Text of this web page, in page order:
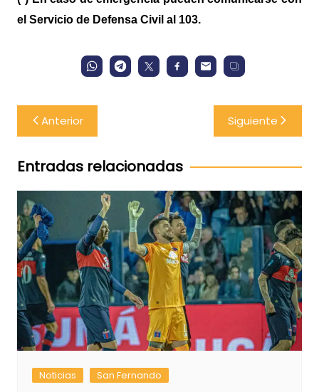
el Servicio de Defensa Civil al 103.
Navegación
de
entradas
Anterior Siguiente
Entradas relacionadas
Noticias San Fernando